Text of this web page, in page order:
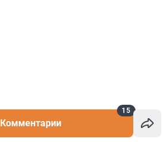
Комментарии
15